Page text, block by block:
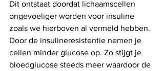
Dit ontstaat doordat lichaamscellen
ongevoeliger worden voor insuline
zoals we hierboven al vermeld hebben.
Door de insulineresistentie nemen je
cellen minder glucose op. Zo stijgt je
bloedglucose steeds meer waardoor de